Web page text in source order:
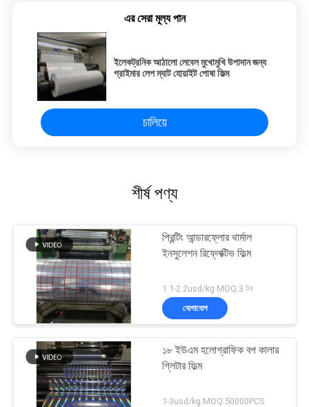
এর সেরা মূল্য পান
ইলেকট্রনিক আঠালো লেবেল মুখোমুখি উপাদান জন্য
প্রাইমার লেপ ম্যাট হোয়াইট পোষা ফিল্ম
চালিয়ে
শীর্ষ পণ্য
প্রিন্টিং আন্ডারফ্লোর থার্মাল
ইনসুলেশন রিফ্লেক্টিভ ফিল্ম
1.1-2.2usd/kg MOQ:3 টন
যোগাযোগ
১৮ ইউএম হলোগ্রাফিক বপ কালার
গ্লিটার ফিল্ম
1-3usd/kg MOQ:50000PCS